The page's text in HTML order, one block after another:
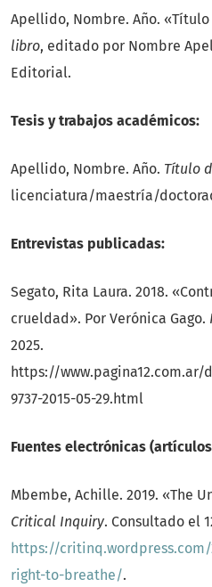
Apellido, Nombre. Año.
libro, editado por Nombre
Editorial.
Tesis y trabajos académicos:
Apellido, Nombre. Año. Título
licenciatura/maestría/
Entrevistas publicadas:
Segato, Rita Laura. 2018.
crueldad». Por Verónica Gago.
2025.
https://
9737-2015-05-29.html
Fuentes electrónicas
Mbembe, Achille. 2019. «The
Critical Inquiry. Consultado el
https://
right-to-breathe/.